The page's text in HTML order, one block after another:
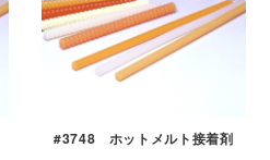
#3748 ホットメルト接着剤